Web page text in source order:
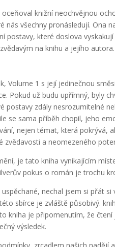
knižní neochvějnou
nás všechny pronásledují. Ona
postavy, které doslova
na knihu a jejího autora.
Volume 1 s její jedinečnou
Pokud už budu upřímný, byly
zdály nesrozumitelné
se sama příběh chopil, jeho
nejen témat, která pokrývá,
zvědavosti a neomezeného
je tato kniha vynikajícím
pokus o román je trochu
nechal jsem si přát
sbírce je zvláště působivý.
kniha je připomenutím, že
výsledek.